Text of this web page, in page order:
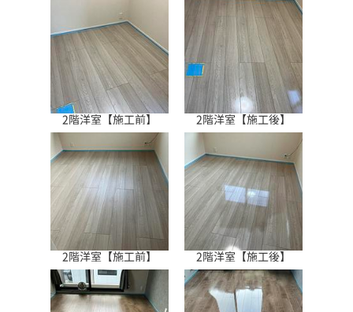
2階洋室【施工前】 2階洋室【施工後】
2階洋室【施工前】 2階洋室【施工後】